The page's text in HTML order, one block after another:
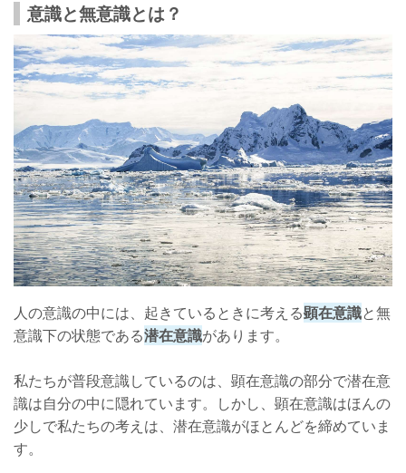
意識と無意識とは？
人の意識の中には、起きているときに考える顕在意識と無
意識下の状態である潜在意識があります。
私たちが普段意識しているのは、顕在意識の部分で潜在意
識は自分の中に隠れています。しかし、顕在意識はほんの
少しで私たちの考えは、潜在意識がほとんどを締めていま
す。